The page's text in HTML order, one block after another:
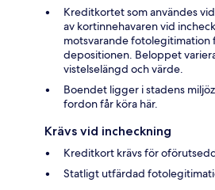
Kreditkortet som användes
av kortinnehavaren vid
motsvarande fotolegitimation
depositionen. Beloppet
vistelselängd och värde.
Boendet ligger i stadens
fordon får köra här.
Krävs vid incheckning
Kreditkort krävs för
Statligt utfärdad